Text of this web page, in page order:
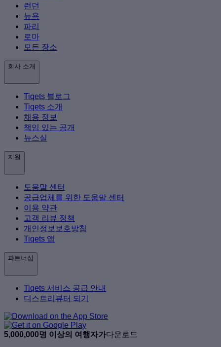
런던
뉴욕
파리
로마
모든 장소
회사 소개
Tiqets 블로그
Tiqets 소개
채용 정보
책임 있는 공개
뉴스실
지원
도움말 센터
공급업체를 위한 도움말 센터
이용 약관
고객 리뷰 정책
개인정보보호방침
Tiqets 앱
파트너십
Tiqets 서비스 공급 안내
디스트리뷰터 되기
5,000,000명 이상의 여행자가다운로드